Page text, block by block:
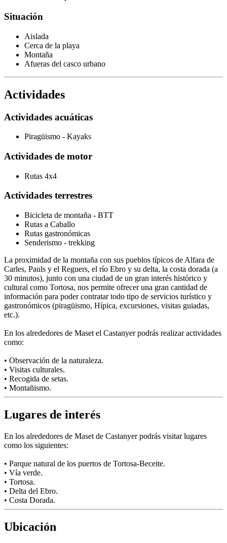
Situación
Aislada
Cerca de la playa
Montaña
Afueras del casco urbano
Actividades
Actividades acuáticas
Piragüismo - Kayaks
Actividades de motor
Rutas 4x4
Actividades terrestres
Bicicleta de montaña - BTT
Rutas a Caballo
Rutas gastronómicas
Senderismo - trekking
La proximidad de la montaña con sus pueblos típicos de Alfara de
Carles, Pauls y el Reguers, el río Ebro y su delta, la costa dorada (a
30 minutos), junto con una ciudad de un gran interés histórico y
cultural como Tortosa, nos permite ofrecer una gran cantidad de
información para poder contratar todo tipo de servicios turístico y
gastronómicos (piragüismo, Hípica, excursiones, visitas guiadas,
etc.).
En los alrededores de Maset el Castanyer podrás realizar actividades
como:
• Observación de la naturaleza.
• Visitas culturales.
• Recogida de setas.
• Montañismo.
Lugares de interés
En los alrededores de Maset de Castanyer podrás visitar lugares
como los siguientes:
• Parque natural de los puertos de Tortosa-Beceite.
• Vía verde.
• Tortosa.
• Delta del Ebro.
• Costa Dorada.
Ubicación